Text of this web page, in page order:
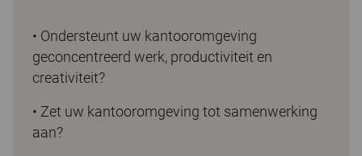
• Ondersteunt uw kantooromgeving
geconcentreerd werk, productiviteit en
creativiteit?
• Zet uw kantooromgeving tot samenwerking
aan?